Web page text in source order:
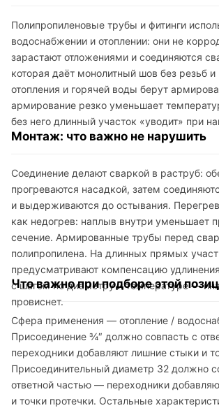
Полипропиленовые трубы и фитинги
водоснабжении и отоплении: они не
зарастают отложениями и соединяются
которая даёт монолитный шов без резьб
отопления и горячей воды берут
армирование резко уменьшает
без него длинный участок «уводит» при
Монтаж: что важно не нарушить
Соединение делают сваркой в раструб:
прогреваются насадкой, затем
и выдерживаются до остывания.
как недогрев: наплыв внутри уменьшает
сечение. Армированные трубы перед
полипропилена. На длинных прямых
предусматривают компенсацию
с шагом по диаметру и температуре —
провиснет.
Что важно при подборе этой
Сфера применения — отопление /
Присоединение ¾″ должно совпасть с
переходники добавляют лишние стыки и
Присоединительный диаметр 32 должно
ответной частью — переходники
и точки протечки. Остальные